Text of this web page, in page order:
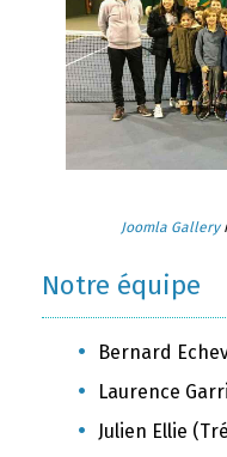
Joomla Gallery
Notre équipe
Bernard
Laurence
Julien Ellie